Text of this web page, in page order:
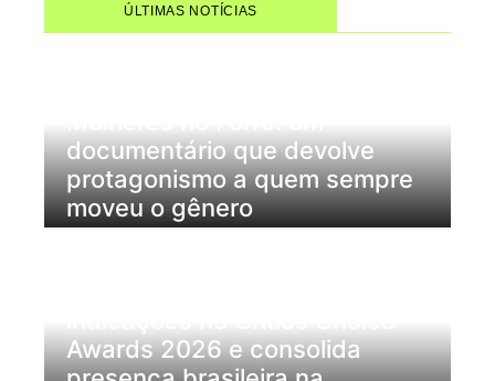
ÚLTIMAS NOTÍCIAS
documentário que devolve
protagonismo a quem sempre
moveu o gênero
Awards 2026 e consolida